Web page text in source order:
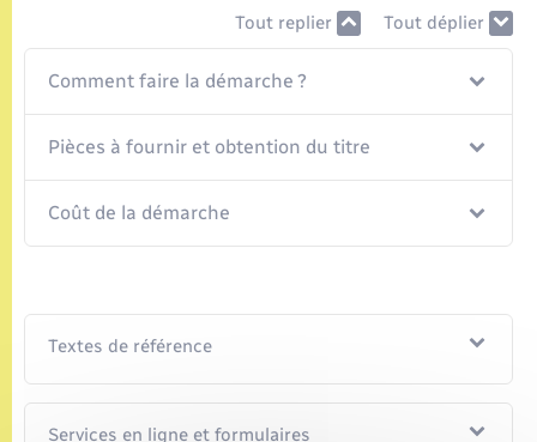
Tout replier Tout déplier
Comment faire la démarche ?
Pièces à fournir et obtention du titre
Coût de la démarche
Textes de référence
Services en ligne et formulaires